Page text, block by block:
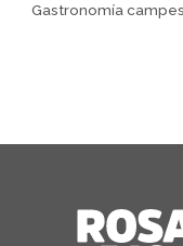
Gastronomía